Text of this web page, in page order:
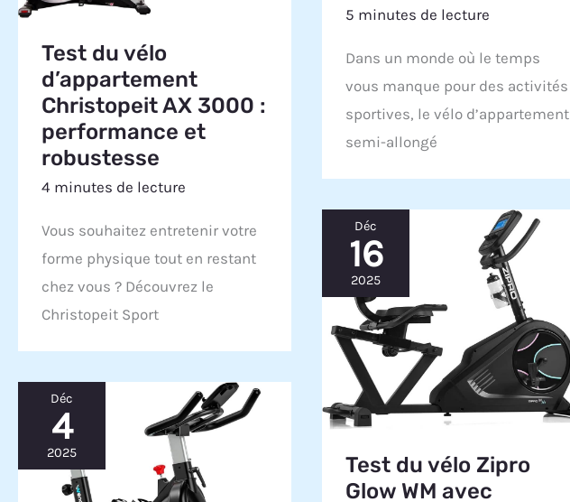
5 minutes de lecture
Dans un monde où le temps
vous manque pour des activités
sportives, le vélo d’appartement
semi-allongé
Test du vélo
d’appartement
Christopeit AX 3000 :
performance et
robustesse
4 minutes de lecture
Vous souhaitez entretenir votre
forme physique tout en restant
chez vous ? Découvrez le
Christopeit Sport
Déc
16
2025
Test du vélo Zipro
Glow WM avec
Déc
4
2025